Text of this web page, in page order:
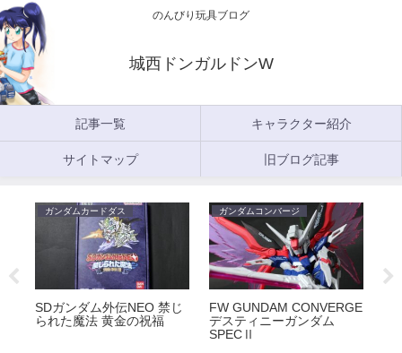
のんびり玩具ブログ
城西ドンガルドンW
記事一覧 キャラクター紹介
サイトマップ 旧ブログ記事
ガンダムカードダス
SDガンダム外伝NEO 禁じ
られた魔法 黄金の祝福
ガンダムコンバージ
FW GUNDAM CONVERGE
デスティニーガンダム
SPECⅡ